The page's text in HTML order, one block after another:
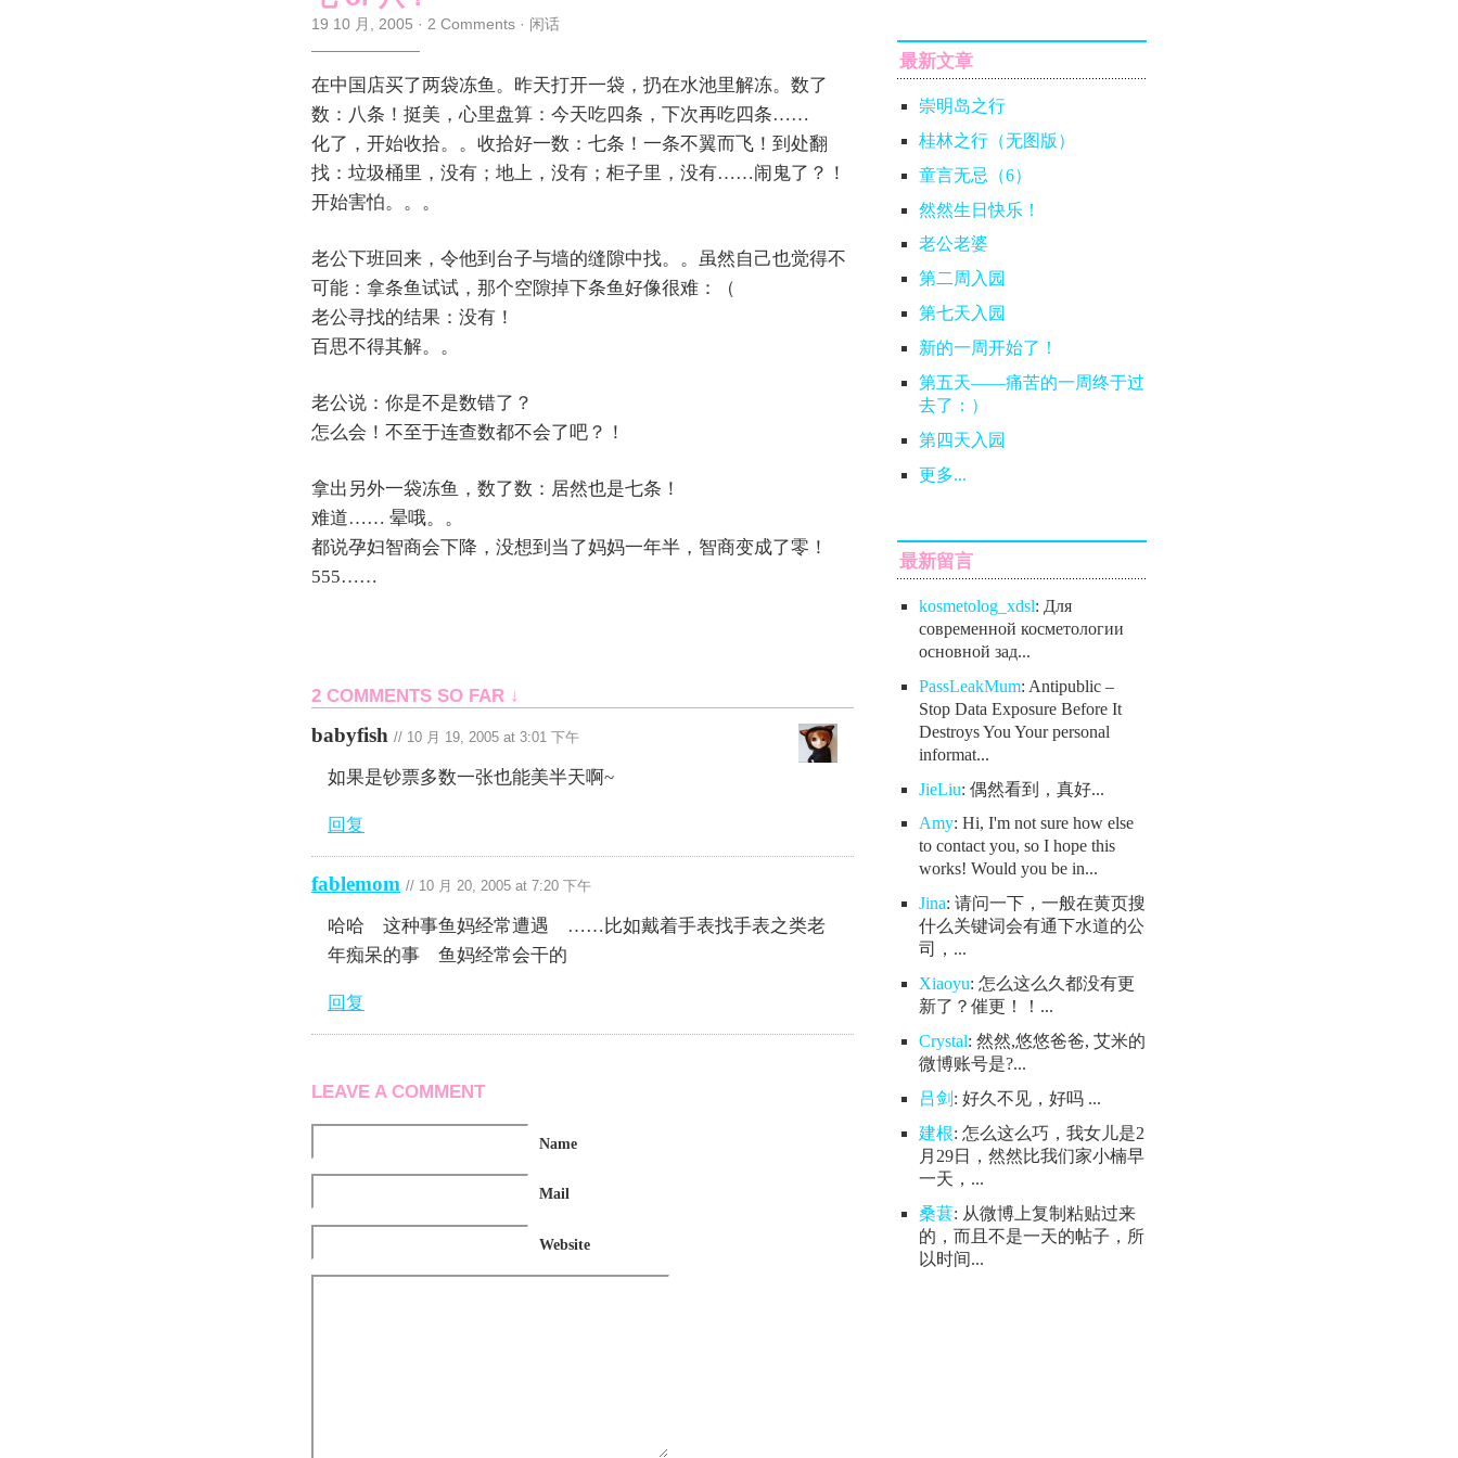
19 10 月, 2005 · 2 Comments · 闲话
在中国店买了两袋冻鱼。昨天打开一袋，扔在水池里解冻。数了
数：八条！挺美，心里盘算：今天吃四条，下次再吃四条……
化了，开始收拾。。收拾好一数：七条！一条不翼而飞！到处翻
找：垃圾桶里，没有；地上，没有；柜子里，没有……闹鬼了？！
开始害怕。。。
老公下班回来，令他到台子与墙的缝隙中找。。虽然自己也觉得不
可能：拿条鱼试试，那个空隙掉下条鱼好像很难：（
老公寻找的结果：没有！
百思不得其解。。
老公说：你是不是数错了？
怎么会！不至于连查数都不会了吧？！
拿出另外一袋冻鱼，数了数：居然也是七条！
难道…… 晕哦。。
都说孕妇智商会下降，没想到当了妈妈一年半，智商变成了零！
555……
2 COMMENTS SO FAR ↓
babyfish // 10 月 19, 2005 at 3:01 下午
如果是钞票多数一张也能美半天啊~
回复
fablemom // 10 月 20, 2005 at 7:20 下午
哈哈 这种事鱼妈经常遭遇 ……比如戴着手表找手表之类老
年痴呆的事 鱼妈经常会干的
回复
LEAVE A COMMENT
Name
Mail
Website
最新文章
崇明岛之行
桂林之行（无图版）
童言无忌（6）
然然生日快乐！
老公老婆
第二周入园
第七天入园
新的一周开始了！
第五天——痛苦的一周终于过
去了：）
第四天入园
更多...
最新留言
kosmetolog_xdsl: Для
современной косметологии
основной зад...
PassLeakMum: Antipublic –
Stop Data Exposure Before It
Destroys You Your personal
informat...
JieLiu: 偶然看到，真好...
Amy: Hi, I'm not sure how else
to contact you, so I hope this
works! Would you be in...
Jina: 请问一下，一般在黄页搜
什么关键词会有通下水道的公
司，...
Xiaoyu: 怎么这么久都没有更
新了？催更！！...
Crystal: 然然,悠悠爸爸, 艾米的
微博账号是?...
吕剑 : 好久不见，好吗 ...
建根: 怎么这么巧，我女儿是2
月29日，然然比我们家小楠早
一天，...
桑葚: 从微博上复制粘贴过来
的，而且不是一天的帖子，所
以时间...